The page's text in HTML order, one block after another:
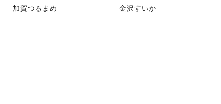
加賀つるまめ 金沢すいか